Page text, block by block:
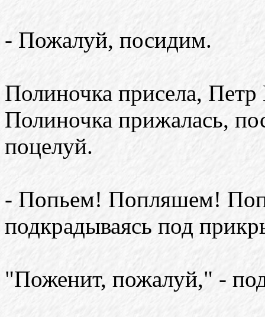
- Пожалуй, посидим.
Полиночка присела,
Полиночка прижалась,
поцелуй.
- Попьем! Попляшем!
подкрадываясь под
"Поженит, пожалуй," -